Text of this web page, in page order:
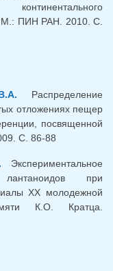
М.: ПИН РАН. 2010. С.
Распределение
отложениях пещер
посвященной
С. 86-88
Экспериментальное
лантаноидов при
XX молодежной
К.О. Кратца.